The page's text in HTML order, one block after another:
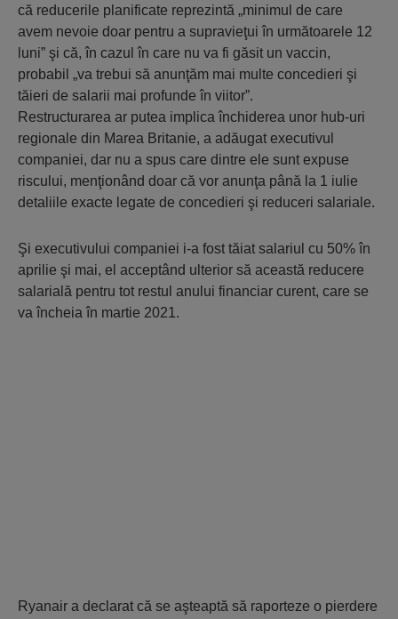
că reducerile planificate reprezintă „minimul de care
avem nevoie doar pentru a supravieţui în următoarele 12
luni” şi că, în cazul în care nu va fi găsit un vaccin,
probabil „va trebui să anunţăm mai multe concedieri şi
tăieri de salarii mai profunde în viitor”.
Restructurarea ar putea implica închiderea unor hub-uri
regionale din Marea Britanie, a adăugat executivul
companiei, dar nu a spus care dintre ele sunt expuse
riscului, menţionând doar că vor anunţa până la 1 iulie
detaliile exacte legate de concedieri şi reduceri salariale.
Şi executivului companiei i-a fost tăiat salariul cu 50% în
aprilie şi mai, el acceptând ulterior să această reducere
salarială pentru tot restul anului financiar curent, care se
va încheia în martie 2021.
Ryanair a declarat că se aşteaptă să raporteze o pierdere